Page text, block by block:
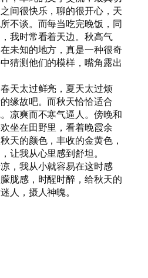
间很快乐，聊的很开心，天
不谈。而每当吃完晚饭，同
我时常看着天边。秋高气
未知的地方，真是一种很奇
猜测他们的模样，嘴角露出
天太过鲜亮，夏天太过烦
缘故吧。而秋天恰恰适合
凉爽而不寒气逼人。傍晚和
坐在田野里，看着晚霞余
天的颜色，丰收的金黄色，
让我从心里感到舒坦。
，我从小就容易在这时感
胧感，时醒时醉，给秋天的
人，摄人神魄。